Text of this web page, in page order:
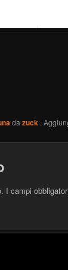
da zuck .
I campi